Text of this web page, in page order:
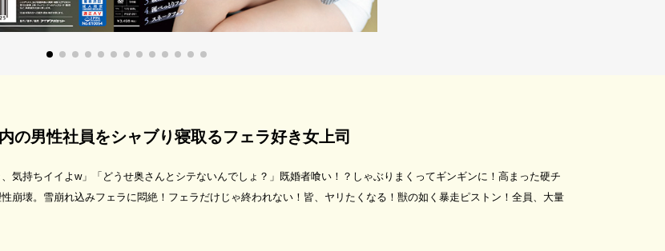
の男性社員をシャブり寝取るフェラ好き女上司
気持ちイイよw」「どうせ奥さんとシテないんでしょ？」既婚者喰い！？しゃぶりまくってギンギンに！高まった硬チ
壊。雪崩れ込みフェラに悶絶！フェラだけじゃ終われない！皆、ヤリたくなる！獣の如く暴走ピストン！全員、大量